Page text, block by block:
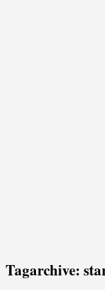
Tagarchive: